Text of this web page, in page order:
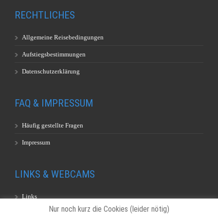
RECHTLICHES
Allgemeine Reisebedingungen
Aufstiegsbestimmungen
Datenschutzerklärung
FAQ & IMPRESSUM
Häufig gestellte Fragen
Impressum
LINKS & WEBCAMS
Links
Nur noch kurz die Cookies (leider nötig)